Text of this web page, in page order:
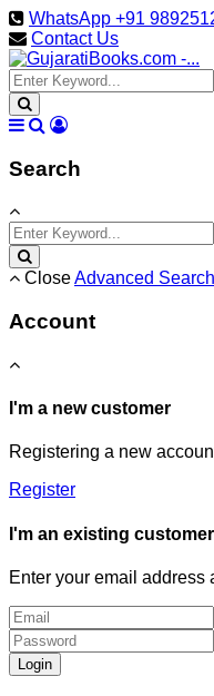
WhatsApp +91
Contact Us
Search
CloseAdvanced Search
Account
I'm a new customer
Registering a new
Register
I'm an existing customer
Enter your email address
Login